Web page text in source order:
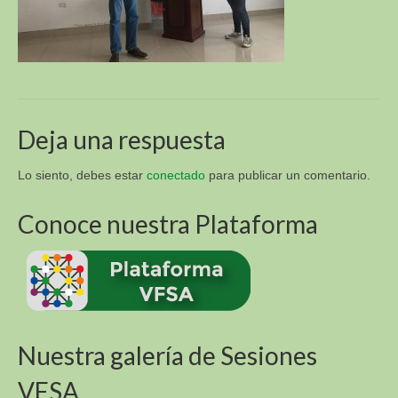
Academia Virtual para la Sustentabilidad
Alimentaria (VFSA)
APT Brasil
Blog
Contacto
VI Congreso Latinoamericano de Etnobiología del
24 al 28 de septiembre 2019 Sucre – Bolivia
Deja una respuesta
Lo siento, debes estar conectado para publicar un comentario.
Conoce nuestra Plataforma
Nuestra galería de Sesiones
VFSA